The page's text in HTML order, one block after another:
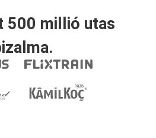
500 millió utas